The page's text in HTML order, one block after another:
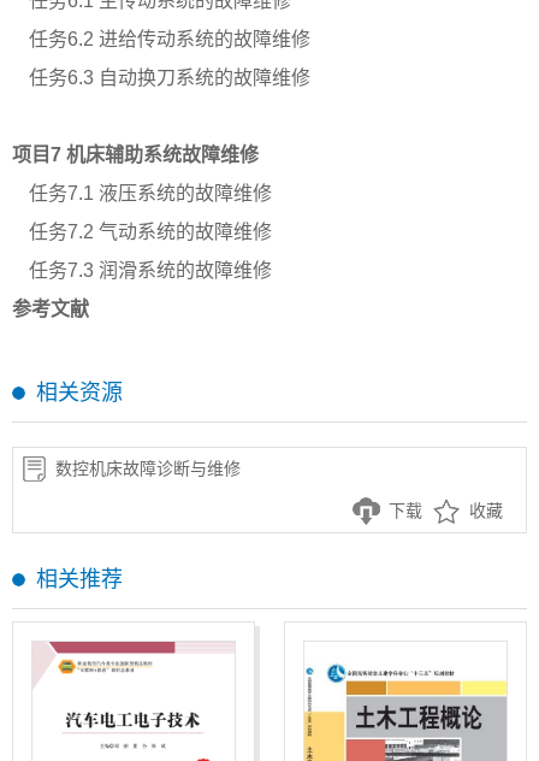
任务6.2 进给传动系统的故障维修
任务6.3 自动换刀系统的故障维修
项目 7 机床辅助系统故障维修
任务7.1 液压系统的故障维修
任务7.2 气动系统的故障维修
任务7.3 润滑系统的故障维修
参考文献
相关资源
数控机床故障诊断与维修
下载 收藏
相关推荐